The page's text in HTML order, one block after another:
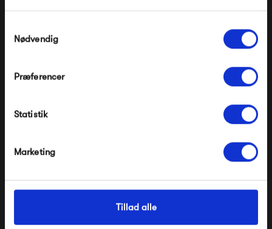
Nødvendig
Præferencer
Statistik
Marketing
Tillad alle
Produkter fra samme kategori
75
Gælder ikke på produkter fra Fermob, File Under
*Ved at tilmelde dig accepterer du at modtage e-